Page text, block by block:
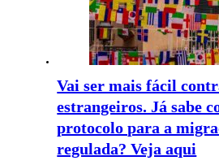
Vai ser mais fácil
estrangeiros. Já sabe
protocolo para a
regulada? Veja aqui